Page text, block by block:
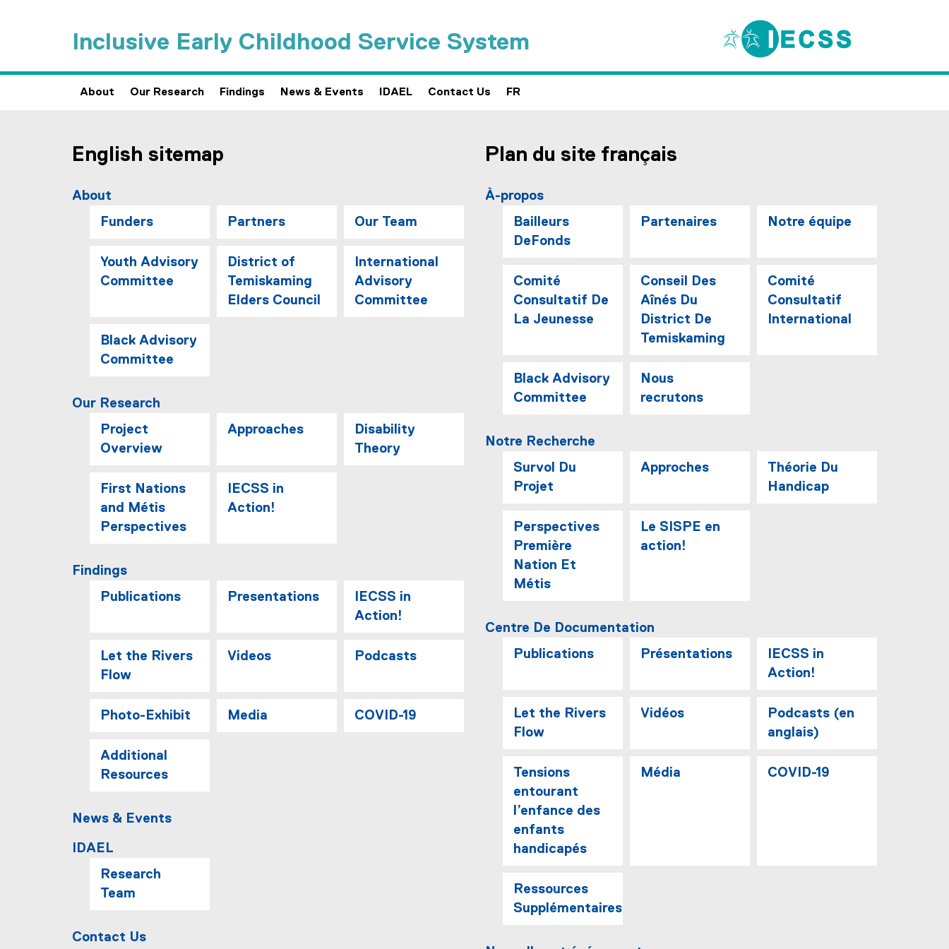
Inclusive Early Childhood Service System
About Our Research Findings News & Events IDAEL Contact Us FR
S
t
English sitemap
About
Funders
Partners Our Team
Youth Advisory
Committee
District of
Temiskaming
Elders Council
International
Advisory
Committee
Black Advisory
Committee
Our Research
Project
Overview
Approaches
Disability
Theory
First Nations
and Métis
Perspectives
IECSS in
Action!
Findings
Publications
Presentations
IECSS in
Action!
Let the Rivers
Flow
Videos Podcasts
Photo-Exhibit Media COVID-19
Additional
Resources
News & Events
IDAEL
Research
Team
Contact Us
Plan du site français
À-propos
Bailleurs
DeFonds
Partenaires Notre équipe
Comité
Consultatif De
La Jeunesse
Conseil Des
Aînés Du
District De
Temiskaming
Comité
Consultatif
International
Black Advisory
Committee
Nous
recrutons
Notre Recherche
Survol Du
Projet
Approches
Théorie Du
Handicap
Perspectives
Première
Nation Et
Métis
Le SISPE en
action!
Centre De Documentation
Publications
Présentations
IECSS in
Action!
Let the Rivers
Flow
Vidéos
Podcasts (en
anglais)
Tensions
entourant
l’enfance des
enfants
handicapés
Média COVID-19
Ressources
Supplémentaires